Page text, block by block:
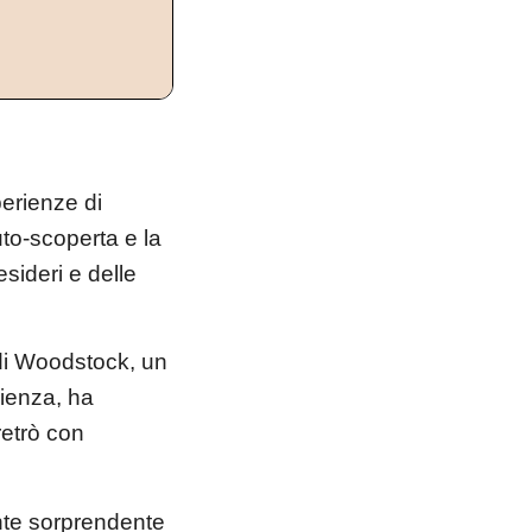
di
scoperta e la
e delle
Woodstock, un
ha
con
sorprendente